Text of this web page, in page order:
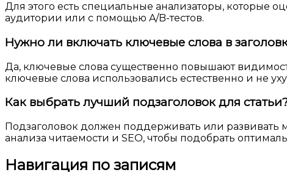
Для этого есть специальные анализаторы, которые
аудитории или с помощью A/B-тестов.
Нужно ли включать ключевые слова в
Да, ключевые слова существенно повышают
ключевые слова использовались естественно и не
Как выбрать лучший подзаголовок для
Подзаголовок должен поддерживать или развивать
анализа читаемости и SEO, чтобы подобрать
Навигация по записям